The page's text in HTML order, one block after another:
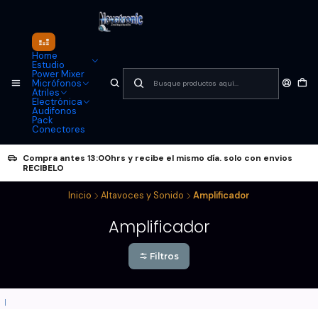
Home
Estudio
Power Mixer
Micrófonos
Atriles
Electrónica
Audifonos
Pack
Conectores
Compra antes 13:00hrs y recibe el mismo día. solo con envios
RECIBELO
Inicio Altavoces y Sonido Amplificador
Amplificador
Filtros
|